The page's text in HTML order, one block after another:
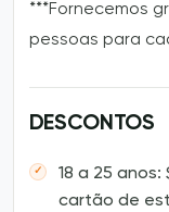
***Fornecemos
pessoas para
DESCONTOS
18 a 25 anos:
cartão de